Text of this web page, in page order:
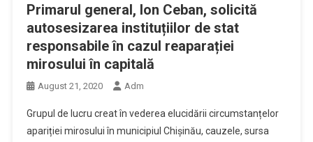
Primarul general, Ion Ceban, solicită
autosesizarea instituțiilor de stat
responsabile în cazul reaparației
mirosului în capitală
August 21, 2020 Adm
Grupul de lucru creat în vederea elucidării circumstanțelor
apariției mirosului în municipiul Chișinău, cauzele, sursa